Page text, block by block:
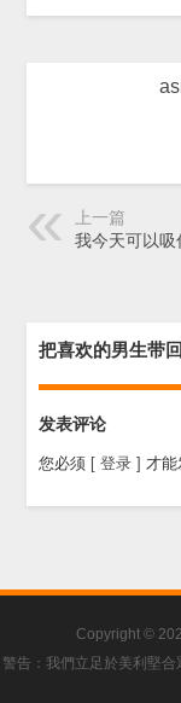
上一篇
我今天可以吸
把喜欢的男生带
发表评论
您必须 [ 登录 ] 才能
Copyright ©
警告：我們立足於美利堅